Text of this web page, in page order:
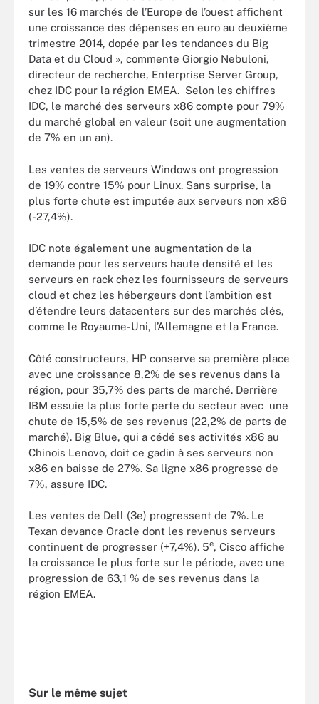
sur les 16 marchés de l’Europe de l’ouest affichent
une croissance des dépenses en euro au deuxième
trimestre 2014, dopée par les tendances du Big
Data et du Cloud », commente Giorgio Nebuloni,
directeur de recherche, Enterprise Server Group,
chez IDC pour la région EMEA. Selon les chiffres
IDC, le marché des serveurs x86 compte pour 79%
du marché global en valeur (soit une augmentation
de 7% en un an).
Les ventes de serveurs Windows ont progression
de 19% contre 15% pour Linux. Sans surprise, la
plus forte chute est imputée aux serveurs non x86
(-27,4%).
IDC note également une augmentation de la
demande pour les serveurs haute densité et les
serveurs en rack chez les fournisseurs de serveurs
cloud et chez les hébergeurs dont l’ambition est
d’étendre leurs datacenters sur des marchés clés,
comme le Royaume-Uni, l’Allemagne et la France.
Côté constructeurs, HP conserve sa première place
avec une croissance 8,2% de ses revenus dans la
région, pour 35,7% des parts de marché. Derrière
IBM essuie la plus forte perte du secteur avec une
chute de 15,5% de ses revenus (22,2% de parts de
marché). Big Blue, qui a cédé ses activités x86 au
Chinois Lenovo, doit ce gadin à ses serveurs non
x86 en baisse de 27%. Sa ligne x86 progresse de
7%, assure IDC.
Les ventes de Dell (3e) progressent de 7%. Le
Texan devance Oracle dont les revenus serveurs
continuent de progresser (+7,4%). 5e, Cisco affiche
la croissance le plus forte sur le période, avec une
progression de 63,1 % de ses revenus dans la
région EMEA.
Sur le même sujet